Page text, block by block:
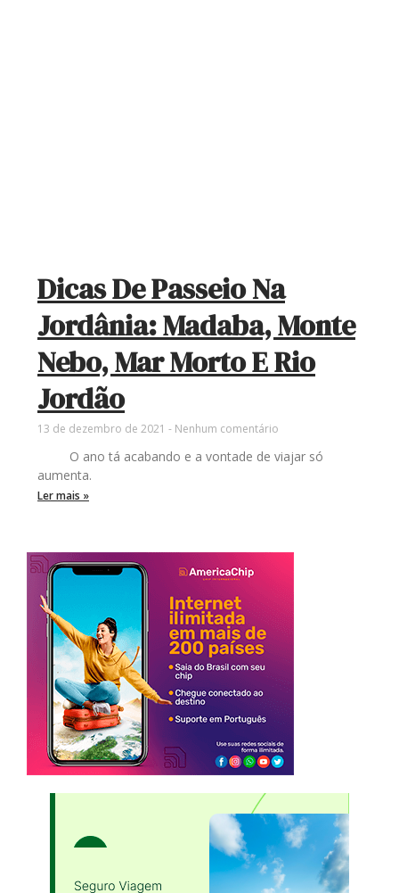
Dicas De Passeio Na
Jordânia: Madaba, Monte
Nebo, Mar Morto E Rio
Jordão
13 de dezembro de 2021 Nenhum comentário
O ano tá acabando e a vontade de viajar só
aumenta.
Ler mais »